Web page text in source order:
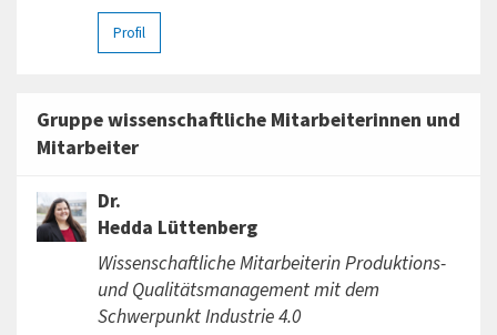
Profil
Gruppe wissenschaftliche Mitarbeiterinnen und
Mitarbeiter
Dr.
Hedda Lüttenberg
Wissenschaftliche Mitarbeiterin Produktions-
und Qualitätsmanagement mit dem
Schwerpunkt Industrie 4.0